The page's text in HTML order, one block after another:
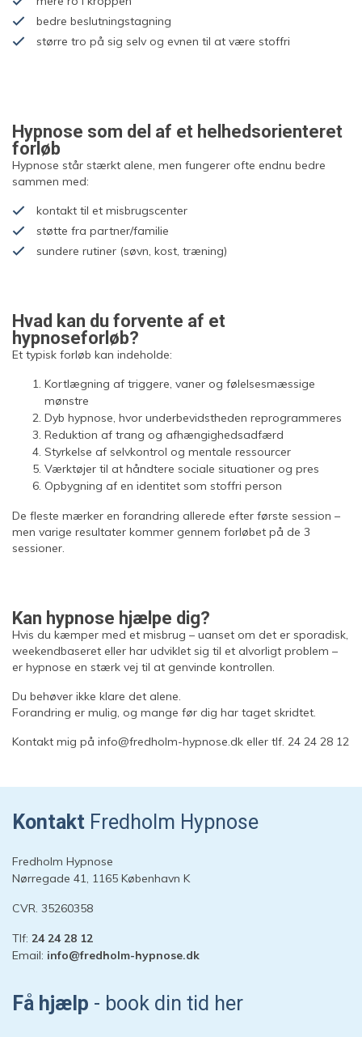
bedre beslutningstagning
større tro på sig selv og evnen til at være stoffri
Hypnose som del af et helhedsorienteret
forløb
Hypnose står stærkt alene, men fungerer ofte endnu bedre
sammen med:
kontakt til et misbrugscenter
støtte fra partner/familie
sundere rutiner (søvn, kost, træning)
Hvad kan du forvente af et
hypnoseforløb?
Et typisk forløb kan indeholde:
Kortlægning af triggere, vaner og følelsesmæssige
mønstre
Dyb hypnose, hvor underbevidstheden reprogrammeres
Reduktion af trang og afhængighedsadfærd
Styrkelse af selvkontrol og mentale ressourcer
Værktøjer til at håndtere sociale situationer og pres
Opbygning af en identitet som stoffri person
De fleste mærker en forandring allerede efter første session –
men varige resultater kommer gennem forløbet på de 3
sessioner.
Kan hypnose hjælpe dig?
Hvis du kæmper med et misbrug – uanset om det er sporadisk,
weekendbaseret eller har udviklet sig til et alvorligt problem –
er hypnose en stærk vej til at genvinde kontrollen.
Du behøver ikke klare det alene.
Forandring er mulig, og mange før dig har taget skridtet.
Kontakt mig på info@fredholm-hypnose.dk eller tlf. 24 24 28 12
Kontakt Fredholm Hypnose
Fredholm Hypnose
Nørregade 41, 1165 København K
CVR. 35260358
Tlf: 24 24 28 12
Email: info@fredholm-hypnose.dk
Få hjælp - book din tid her
Hej 👋